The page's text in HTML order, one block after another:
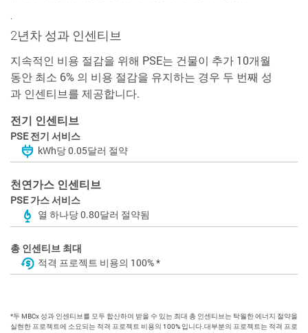
.
2년차 성과 인센티브
지속적인 비용 절감을 위해 PSE는 건물이 추가 10개월
동안 최소 6% 의 비용 절감을 유지하는 경우 두 번째 성
과 인센티브를 제공합니다.
전기 인센티브
PSE 전기 서비스
kWh당 0.05달러 절약
천연가스 인센티브
PSE 가스 서비스
열 하나당 0.80달러 절약됨
총 인센티브 최대
적격 프로젝트 비용의 100% *
*두 MBCx 성과 인센티브를 모두 합산하여 받을 수 있는 최대 총 인센티브는 탁월한 에너지 절약을
실현한 프로젝트에 소요되는 적격 프로젝트 비용의 100% 입니다.대부분의 프로젝트는 적격 프로